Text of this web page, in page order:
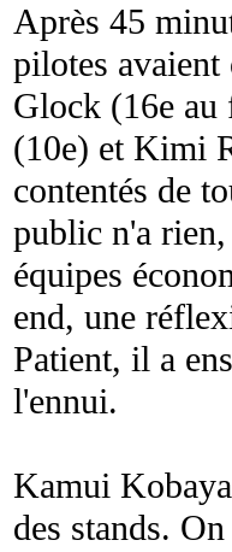
Après 45
pilotes avaient
Glock (16e au
(10e) et Kimi
contentés de
public n'a
équipes
end, une
Patient, il a
l'ennui.
Kamui
des stands.